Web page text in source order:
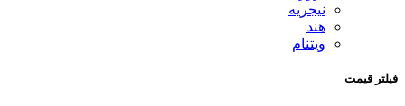
نیجریه
هند
ویتنام
فیلتر قیمت